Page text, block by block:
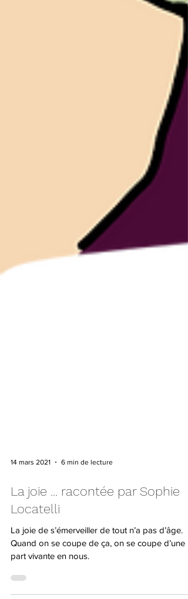
La joie ... racontée par Sophie
Locatelli
La joie de s’émerveiller de tout n’a pas d’âge.
Quand on se coupe de ça, on se coupe d’une
part vivante en nous.